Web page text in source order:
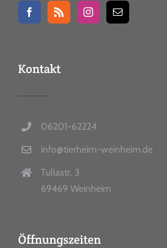
Kontakt
06201-62224
info@tierheim-weinheim.de
Tullastr. 3
69469 Weinheim
Öffnungszeiten